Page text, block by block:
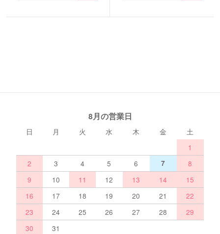
8月の営業日
日 月 火 水 木 金
土
1
2
3 4 5 6 7
8
9
10 11 12 13 14
15
16
17 18 19 20 21
22
23
24 25 26 27 28
29
30
31